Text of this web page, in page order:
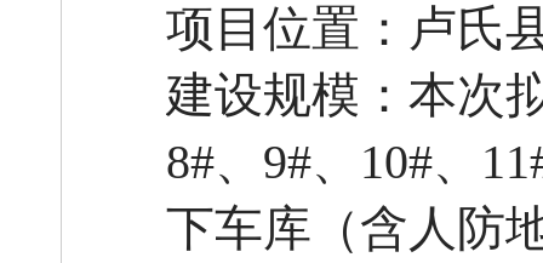
项目位置： 卢氏
建设规模：本次
8#、9#、10#、
下车库（含人防